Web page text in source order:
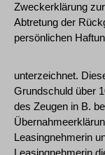
Zweckerklärung
Abtretung der
persönlichen
unterzeichnet.
Grundschuld über
des Zeugen in B.
Leasingnehmerin
Leasingnehmerin